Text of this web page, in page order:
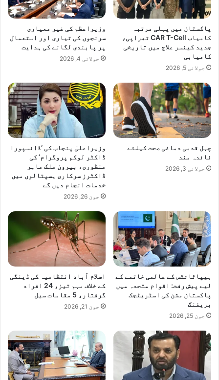
پاکستان میں پہلی مرتبہ
کامیاب CAR T-Cell تھراپی،
جدید کینسر علاج میں تاریخی
کامیابی
جولائی 5, 2026
وزیراعظم کی غیر معیاری
سرنجوں کی تیاری اور استعمال
پر پابندی لگانے کی ہدایت
جولائی 4, 2026
چہل قدمی دماغی صحت کیلئے
فائدہ مند
جولائی 3, 2026
وزیراعلیٰ پنجاب کی ‘ڈائسپورا
ڈاکٹر لوکم پروگرام’ کی
منظوری، بیرون ملک ماہر
ڈاکٹرز سرکاری ہسپتالوں میں
خدمات انجام دیں گے
جون 26, 2026
ہیپاٹائٹس کے عالمی خاتمے کے
لیے پیش رفت: اقوام متحدہ میں
پاکستان مشن کی اسٹریٹجک
بریفنگ
جون 25, 2026
اسلام آباد انتظامیہ کی ڈینگی
کے خلاف مہم تیز، 24 افراد
گرفتار، 5 مقامات سیل
جون 21, 2026